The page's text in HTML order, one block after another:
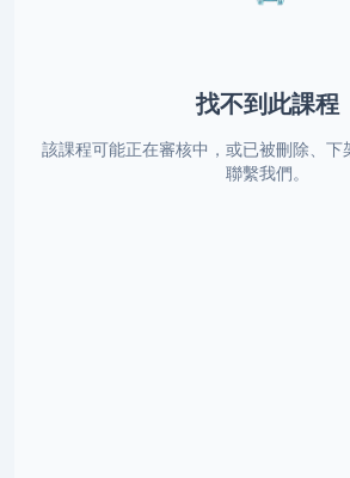
找不到此課程
該課程可能正在審核中，或已被刪除、下
聯繫我們。